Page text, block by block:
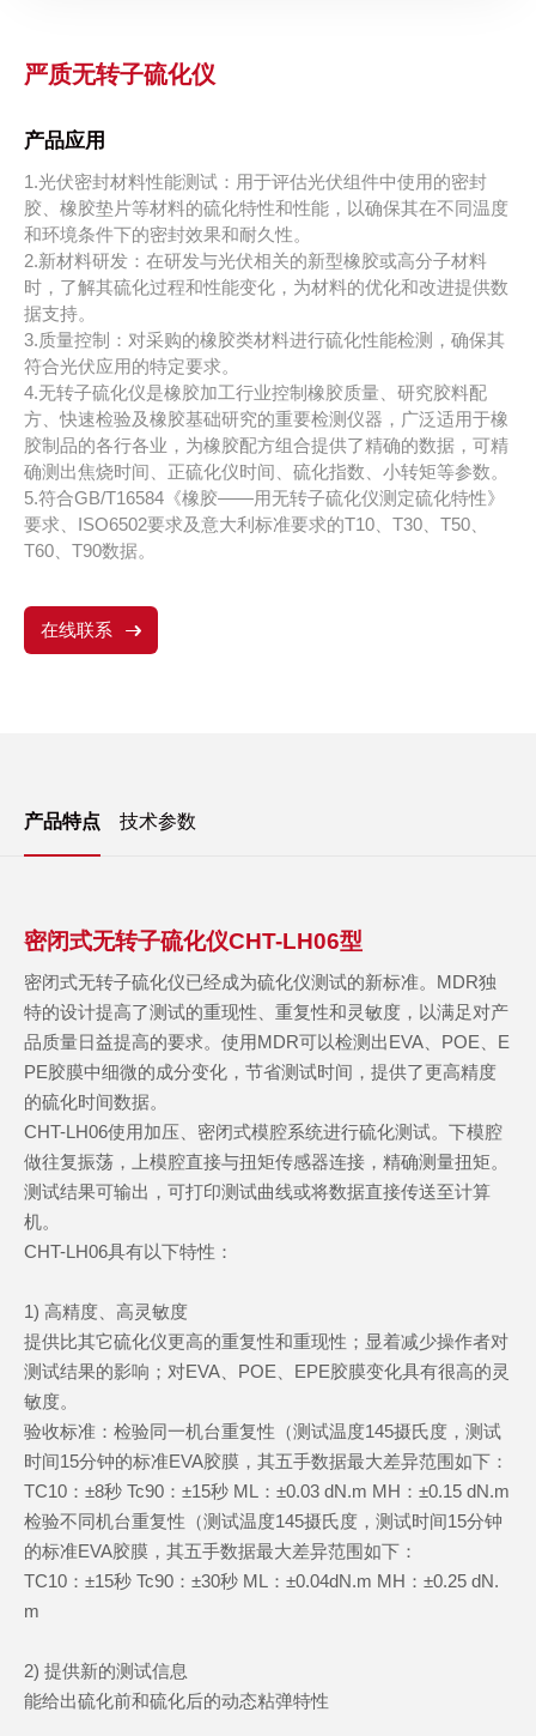
严质无转子硫化仪
产品应用
1.光伏密封材料性能测试：用于评估光伏组件中使用的密封
胶、橡胶垫片等材料的硫化特性和性能，以确保其在不同温度
和环境条件下的密封效果和耐久性。
2.新材料研发：在研发与光伏相关的新型橡胶或高分子材料
时，了解其硫化过程和性能变化，为材料的优化和改进提供数
据支持。
3.质量控制：对采购的橡胶类材料进行硫化性能检测，确保其
符合光伏应用的特定要求。
4.无转子硫化仪是橡胶加工行业控制橡胶质量、研究胶料配
方、快速检验及橡胶基础研究的重要检测仪器，广泛适用于橡
胶制品的各行各业，为橡胶配方组合提供了精确的数据，可精
确测出焦烧时间、正硫化仪时间、硫化指数、小转矩等参数。
5.符合GB/T16584《橡胶——用无转子硫化仪测定硫化特性》
要求、ISO6502要求及意大利标准要求的T10、T30、T50、
T60、T90数据。
在线联系
产品特点 技术参数
密闭式无转子硫化仪CHT-LH06型
密闭式无转子硫化仪已经成为硫化仪测试的新标准。MDR独
特的设计提高了测试的重现性、重复性和灵敏度，以满足对产
品质量日益提高的要求。使用MDR可以检测出EVA、POE、E
PE胶膜中细微的成分变化，节省测试时间，提供了更高精度
的硫化时间数据。
CHT-LH06使用加压、密闭式模腔系统进行硫化测试。下模腔
做往复振荡，上模腔直接与扭矩传感器连接，精确测量扭矩。
测试结果可输出，可打印测试曲线或将数据直接传送至计算
机。
CHT-LH06具有以下特性：
1) 高精度、高灵敏度
提供比其它硫化仪更高的重复性和重现性；显着减少操作者对
测试结果的影响；对EVA、POE、EPE胶膜变化具有很高的灵
敏度。
验收标准：检验同一机台重复性（测试温度145摄氏度，测试
时间15分钟的标准EVA胶膜，其五手数据最大差异范围如下：
TC10：±8秒 Tc90：±15秒 ML：±0.03 dN.m MH：±0.15 dN.m
检验不同机台重复性（测试温度145摄氏度，测试时间15分钟
的标准EVA胶膜，其五手数据最大差异范围如下：
TC10：±15秒 Tc90：±30秒 ML：±0.04dN.m MH：±0.25 dN.
m
2) 提供新的测试信息
能给出硫化前和硫化后的动态粘弹特性